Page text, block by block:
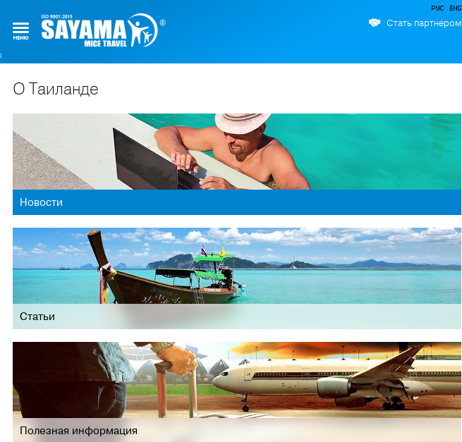
Стать партнером
О Таиланде
Новости
Статьи
Полезная информация